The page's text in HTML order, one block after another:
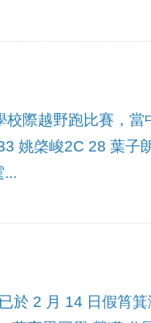
際越野跑比賽，
姚棨峻2C 28 葉子
...
於 2 月 14 日假筲